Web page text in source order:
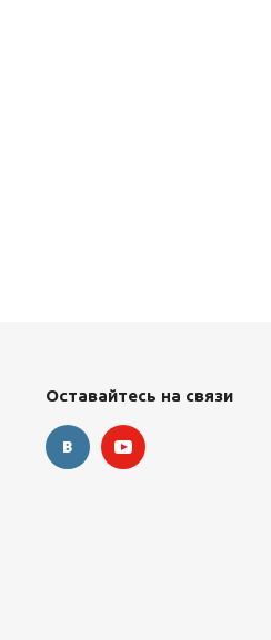
Оставайтесь на связи